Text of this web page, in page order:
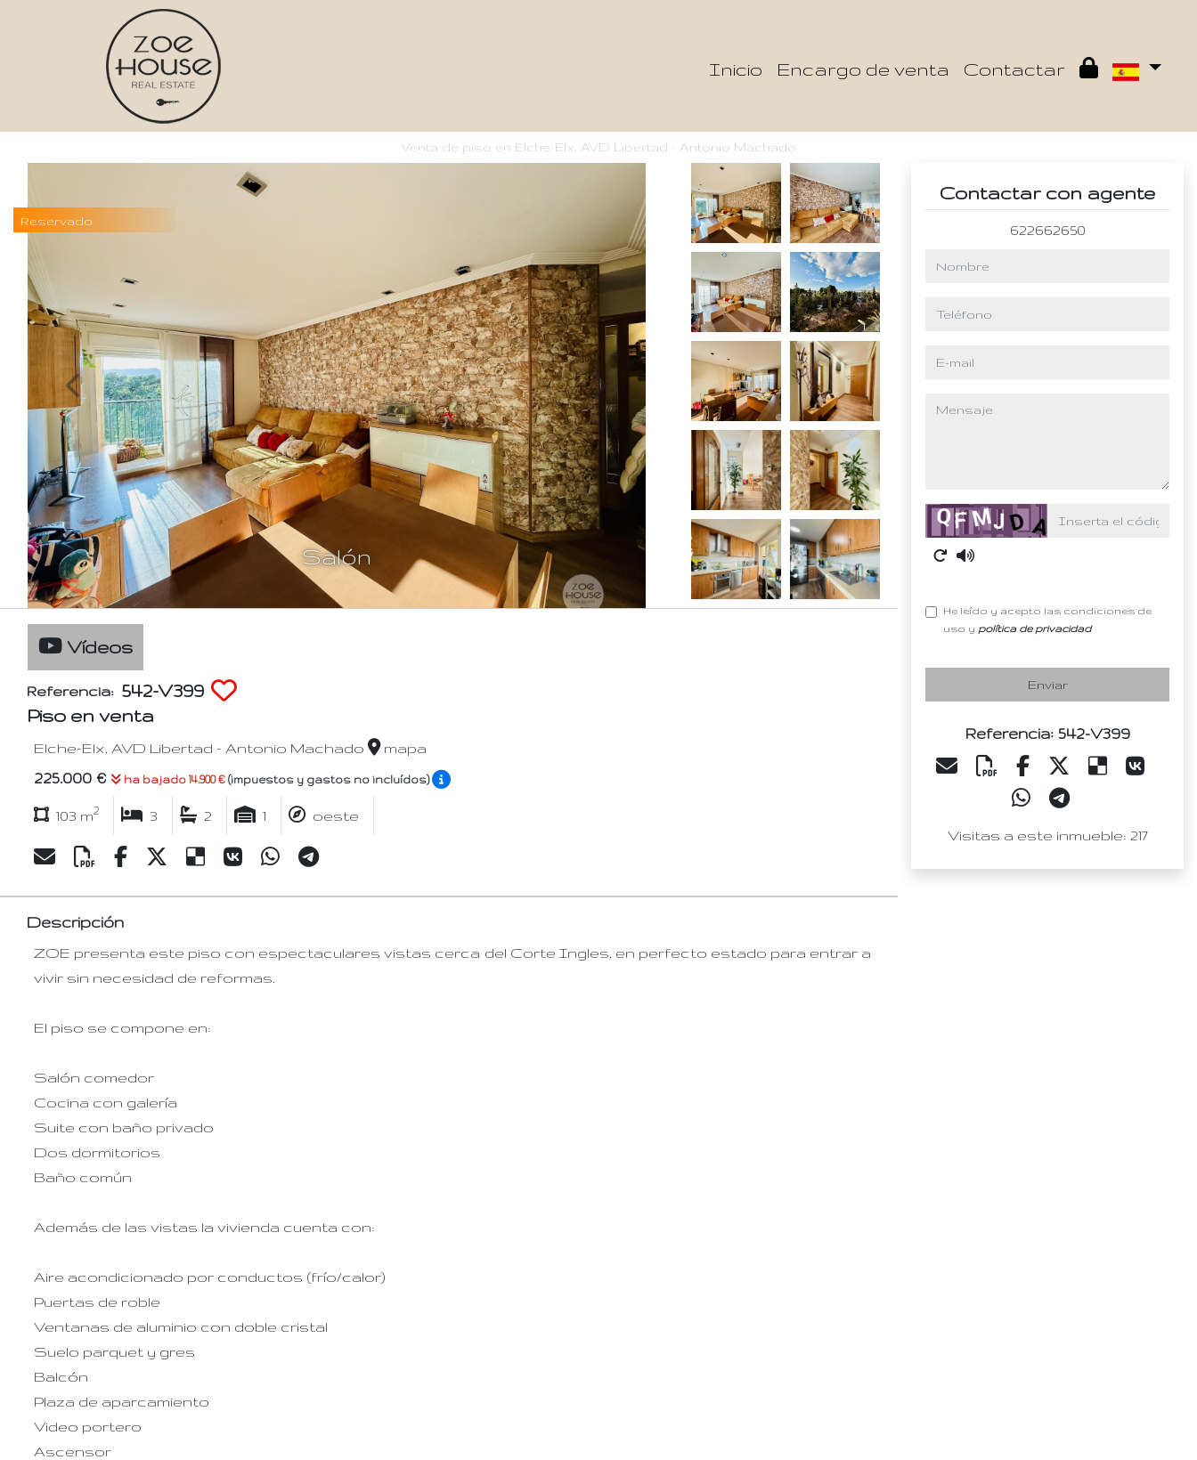
Inicio Encargo de venta Contactar
Venta de piso en Elche-Elx, AVD Libertad - Antonio Machado
Salón
Reservado
Vídeos
Referencia: 542-V399
Piso en venta
Elche-Elx, AVD Libertad - Antonio Machado mapa
225.000 € ha bajado 14.900 € (impuestos y gastos no incluídos)
103 m2 3 2 1 oeste
Descripción
ZOE presenta este piso con espectaculares vistas cerca del Corte Ingles, en perfecto estado para entrar a
vivir sin necesidad de reformas.
El piso se compone en:
Salón comedor
Cocina con galería
Suite con baño privado
Dos dormitorios
Baño común
Además de las vistas la vivienda cuenta con:
Aire acondicionado por conductos (frío/calor)
Puertas de roble
Ventanas de aluminio con doble cristal
Suelo parquet y gres
Balcón
Plaza de aparcamiento
Video portero
Ascensor
Contactar con agente
622662650
nombre
teléfono
e-mail
mensaje
Captcha
He leído y acepto las condiciones de
uso y política de privacidad
Enviar
Referencia: 542-V399
Visitas a este inmueble: 217